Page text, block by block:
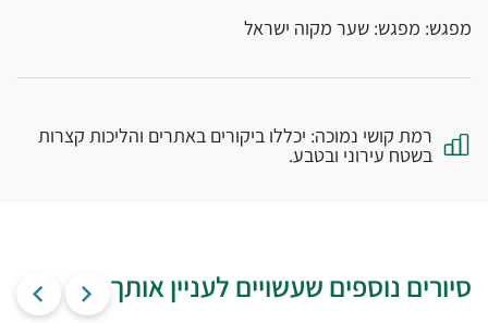
מפגש: מפגש: שער מקוה ישראל
רמת קושי נמוכה: יכללו ביקורים באתרים והליכות קצרות
בשטח עירוני ובטבע.
סיורים נוספים שעשויים לעניין אותך